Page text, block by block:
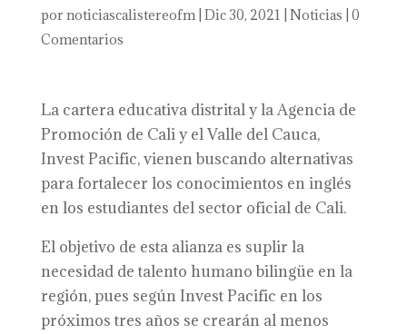
por noticiascalistereofm| Dic 30, 2021 Noticias 0
Comentarios
La cartera educativa distrital y la Agencia de
Promoción de Cali y el Valle del Cauca,
Invest Pacific, vienen buscando alternativas
para fortalecer los conocimientos en inglés
en los estudiantes del sector oficial de Cali.
El objetivo de esta alianza es suplir la
necesidad de talento humano bilingüe en la
región, pues según Invest Pacific en los
próximos tres años se crearán al menos